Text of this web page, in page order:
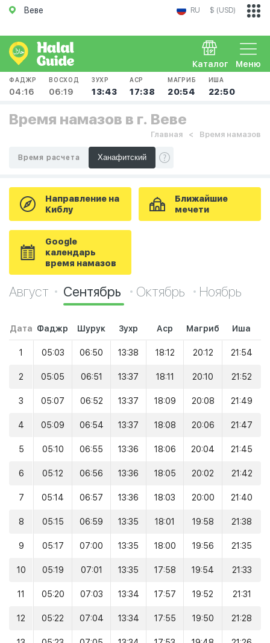
Веве RU $ (USD)
Меню
Каталог
ФАДЖР
04:16
ВОСХОД
06:19
ЗУХР
13:43
АСР
17:38
МАГРИБ
20:54
ИША
22:50
Время намазов в г. Веве
Главная Время намазов
Время расчета
Направление на
Киблу
Ближайшие
мечети
Google
календарь
время намазов
Август Сентябрь Октябрь Ноябрь
Дата Фаджр Шурук Зухр Аср Магриб Иша
1 05:03 06:50 13:38 18:12 20:12 21:54
2 05:05 06:51 13:37 18:11 20:10 21:52
3 05:07 06:52 13:37 18:09 20:08 21:49
4 05:09 06:54 13:37 18:08 20:06 21:47
5 05:10 06:55 13:36 18:06 20:04 21:45
6 05:12 06:56 13:36 18:05 20:02 21:42
7 05:14 06:57 13:36 18:03 20:00 21:40
8 05:15 06:59 13:35 18:01 19:58 21:38
9 05:17 07:00 13:35 18:00 19:56 21:35
10 05:19 07:01 13:35 17:58 19:54 21:33
11 05:20 07:03 13:34 17:57 19:52 21:31
12 05:22 07:04 13:34 17:55 19:50 21:28